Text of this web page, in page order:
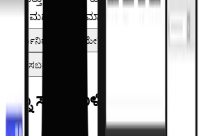
ನಿಮಗೆ ಅನುವು ಮಾಡಿಕೊಡುತ್ತದೆ.
ಕಾರ್ಯನಿರ್ವಹಿಸುತ್ತದೆಯೇ?
ಸರಳಗೊಳಿಸಲು